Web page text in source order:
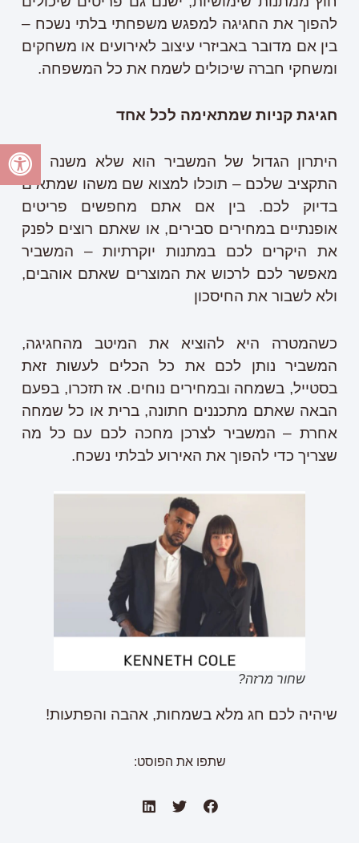
להפוך את החגיגה למפגש משפחתי בלתי נשכח –
בין אם מדובר באביזרי עיצוב לאירועים או משחקים
ומשחקי חברה שיכולים לשמח את כל המשפחה.
חגיגת קניות שמתאימה לכל אחד
היתרון הגדול של המשביר הוא שלא משנה מה
התקציב שלכם – תוכלו למצוא שם משהו שמתאים
בדיוק לכם. בין אם אתם מחפשים פריטים
אופנתיים במחירים סבירים, או שאתם רוצים לפנק
את היקרים לכם במתנות יוקרתיות – המשביר
מאפשר לכם לרכוש את המוצרים שאתם אוהבים,
ולא לשבור את החיסכון
כשהמטרה היא להוציא את המיטב מהחגיגה,
המשביר נותן לכם את כל הכלים לעשות זאת
בסטייל, בשמחה ובמחירים נוחים. אז תזכרו, בפעם
הבאה שאתם מתכננים חתונה, ברית או כל שמחה
אחרת – המשביר לצרכן מחכה לכם עם כל מה
שצריך כדי להפוך את האירוע לבלתי נשכח.
שחור מרזה?
שיהיה לכם חג מלא בשמחות, אהבה והפתעות!
שתפו את הפוסט: